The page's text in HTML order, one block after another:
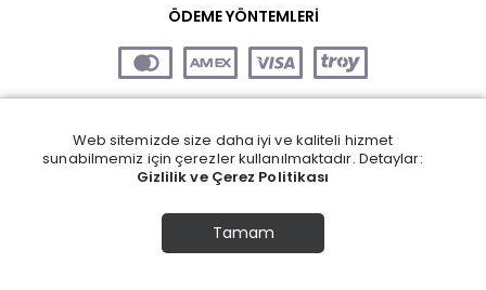
ÖDEME YÖNTEMLERİ
Web sitemizde size daha iyi ve kaliteli hizmet
sunabilmemiz için çerezler kullanılmaktadır. Detaylar:
Gizlilik ve Çerez Politikası
Tamam